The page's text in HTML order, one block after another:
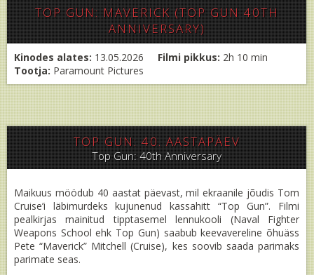
TOP GUN: MAVERICK (TOP GUN 40TH
ANNIVERSARY)
Kinodes alates: 13.05.2026 Filmi pikkus: 2h 10 min
Tootja: Paramount Pictures
TOP GUN: 40. AASTAPÄEV
Top Gun: 40th Anniversary
Maikuus möödub 40 aastat päevast, mil ekraanile jõudis Tom
Cruise’i läbimurdeks kujunenud kassahitt “Top Gun”. Filmi
pealkirjas mainitud tipptasemel lennukooli (Naval Fighter
Weapons School ehk Top Gun) saabub keevavereline õhuäss
Pete “Maverick” Mitchell (Cruise), kes soovib saada parimaks
parimate seas.